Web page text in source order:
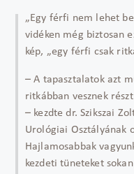
„Egy férfi nem lehet
vidéken még biztosan
kép, „egy férfi csak
– A tapasztalatok azt
ritkábban vesznek
– kezdte dr. Szikszai
Urológiai Osztályának
Hajlamosabbak
kezdeti tüneteket